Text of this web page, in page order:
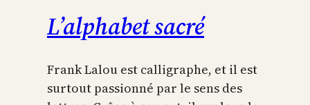
L’alphabet sacré
Frank Lalou est calligraphe, et il est
surtout passionné par le sens des